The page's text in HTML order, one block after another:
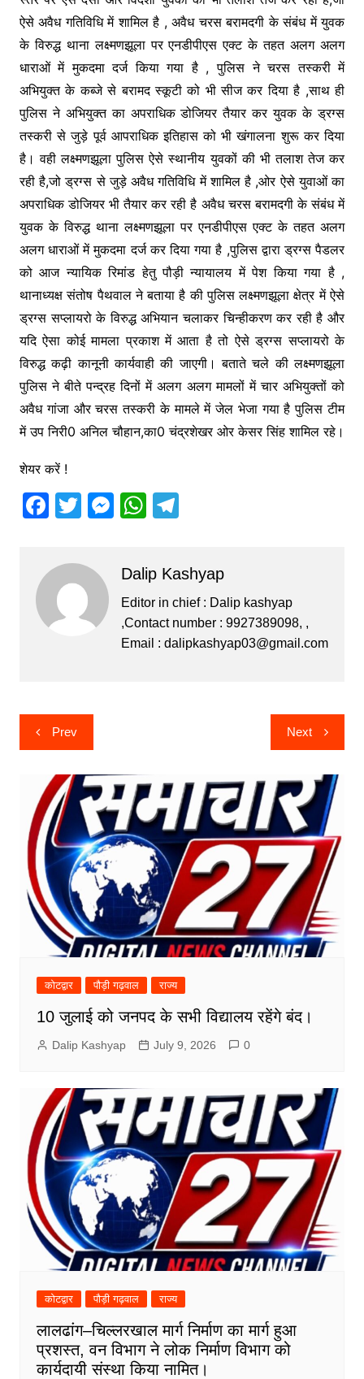
ऐसे अवैध गतिविधि में शामिल है , अवैध चरस बरामदगी के संबंध में युवक
के विरुद्ध थाना लक्ष्मणझूला पर एनडीपीएस एक्ट के तहत अलग अलग
धाराओं में मुकदमा दर्ज किया गया है , पुलिस ने चरस तस्करी में
अभियुक्त के कब्जे से बरामद स्कूटी को भी सीज कर दिया है ,साथ ही
पुलिस ने अभियुक्त का अपराधिक डोजियर तैयार कर युवक के ड्रग्स
तस्करी से जुड़े पूर्व आपराधिक इतिहास को भी खंगालना शुरू कर दिया
है। वही लक्ष्मणझूला पुलिस ऐसे स्थानीय युवकों की भी तलाश तेज कर
रही है,जो ड्रग्स से जुड़े अवैध गतिविधि में शामिल है ,ओर ऐसे युवाओं का
अपराधिक डोजियर भी तैयार कर रही है अवैध चरस बरामदगी के संबंध में
युवक के विरुद्ध थाना लक्ष्मणझूला पर एनडीपीएस एक्ट के तहत अलग
अलग धाराओं में मुकदमा दर्ज कर दिया गया है ,पुलिस द्वारा ड्रग्स पैडलर
को आज न्यायिक रिमांड हेतु पौड़ी न्यायालय में पेश किया गया है ,
थानाध्यक्ष संतोष पैथवाल ने बताया है की पुलिस लक्ष्मणझूला क्षेत्र में ऐसे
ड्रग्स सप्लायरो के विरुद्ध अभियान चलाकर चिन्हीकरण कर रही है और
यदि ऐसा कोई मामला प्रकाश में आता है तो ऐसे ड्रग्स सप्लायरो के
विरुद्ध कढ़ी कानूनी कार्यवाही की जाएगी। बताते चले की लक्ष्मणझूला
पुलिस ने बीते पन्द्रह दिनों में अलग अलग मामलों में चार अभियुक्तों को
अवैध गांजा और चरस तस्करी के मामले में जेल भेजा गया है पुलिस टीम
में उप निरी0 अनिल चौहान,का0 चंद्रशेखर ओर केसर सिंह शामिल रहे।
शेयर करें !
F
c
e
b
o
T
itt
er
M
s
e
n
W
s
A
p
T
gr
a
m
Dalip Kashyap
Editor in chief : Dalip kashyap
,Contact number : 9927389098, ,
Email : dalipkashyap03@gmail.com
Post
navigation
Prev Next
कोटद्वार पौड़ी गढ़वाल राज्य
10 जुलाई को जनपद के सभी विद्यालय रहेंगे बंद।
Dalip Kashyap July 9, 2026 0
कोटद्वार पौड़ी गढ़वाल राज्य
लालढांग–चिल्लरखाल मार्ग निर्माण का मार्ग हुआ
प्रशस्त, वन विभाग ने लोक निर्माण विभाग को
कार्यदायी संस्था किया नामित।